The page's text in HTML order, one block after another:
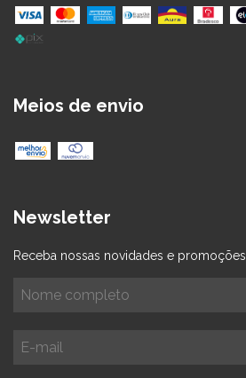
Meios de envio
Newsletter
Receba nossas novidades e promoções.